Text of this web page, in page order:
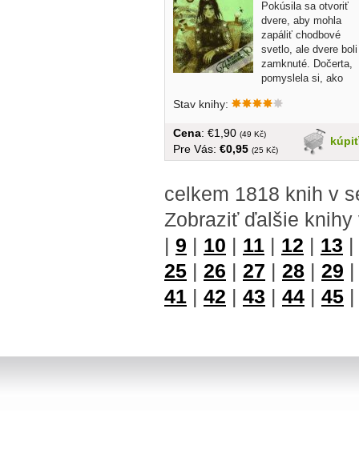
Pokúsila sa otvoriť
dvere, aby mohla
zapáliť chodbové
svetlo, ale dvere boli
zamknuté. Dočerta,
pomyslela si, ako
Stav knihy:
kúpiť
Cena: €1,90 (49 Kč)
Pre Vás: €0,95 (25 Kč)
celkem 1818 knih v
Zobraziť ďalšie
| 9 | 10 | 11 | 12 | 13 |
25 | 26 | 27 | 28 | 29
41 | 42 | 43 | 44 | 45